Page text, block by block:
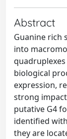
Abstract
Guanine rich
into
quadruplexes
biological
expression,
strong
putative G4
identified
they are